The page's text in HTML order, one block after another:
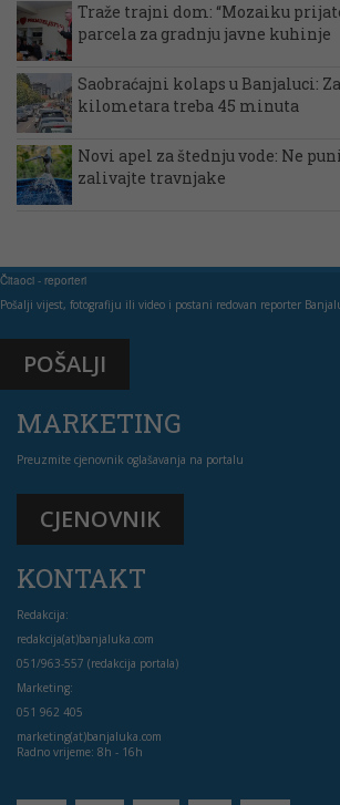
Traže trajni dom: “Mozaiku
parcela za gradnju javne kuhinje
Saobraćajni kolaps u Banjaluci:
kilometara treba 45 minuta
Novi apel za štednju vode: Ne
zalivajte travnjake
Čitaoci - reporteri
Pošalji vijest, fotografiju ili video i postani redovan reporter
POŠALJI
MARKETING
Preuzmite cjenovnik oglašavanja na portalu
CJENOVNIK
KONTAKT
Redakcija:
redakcija(at)banjaluka.com
051/963-557 (redakcija portala)
Marketing:
051 962 405
marketing(at)banjaluka.com
Radno vrijeme: 8h - 16h